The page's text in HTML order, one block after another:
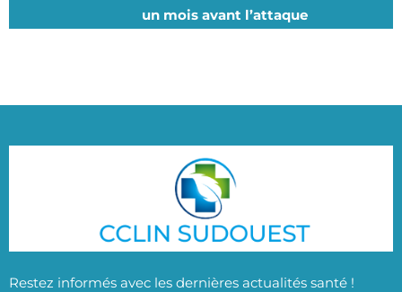
un mois avant l’attaque
Restez informés avec les dernières actualités santé !